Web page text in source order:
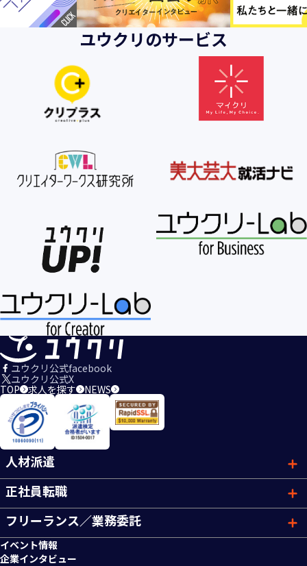
ユウクリのサービス
ユウクリ公式facebook
ユウクリ公式X
TOP 求人を探す NEWS
人材派遣
正社員転職
フリーランス／業務委託
イベント情報
企業インタビュー